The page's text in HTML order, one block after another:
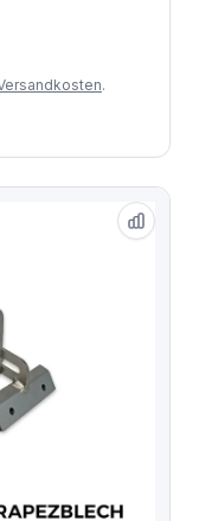
.